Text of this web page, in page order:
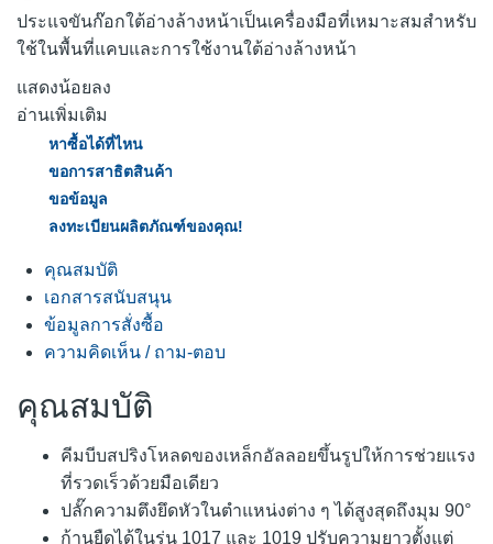
ประแจขันก๊อกใต้อ่างล้างหน้าเป็นเครื่องมือที่เหมาะสมสำหรับ
ใช้ในพื้นที่แคบและการใช้งานใต้อ่างล้างหน้า
แสดงน้อยลง
อ่านเพิ่มเติม
หาซื้อได้ที่ไหน
ขอการสาธิตสินค้า
ขอข้อมูล
ลงทะเบียนผลิตภัณฑ์ของคุณ!
คุณสมบัติ
เอกสารสนับสนุน
ข้อมูลการสั่งซื้อ
ความคิดเห็น / ถาม-ตอบ
คุณสมบัติ
คีมบีบสปริงโหลดของเหล็กอัลลอยขึ้นรูปให้การช่วยแรง
ที่รวดเร็วด้วยมือเดียว
ปลั๊กความตึงยึดหัวในตำแหน่งต่าง ๆ ได้สูงสุดถึงมุม 90°
ก้านยืดได้ในรุ่น 1017 และ 1019 ปรับความยาวตั้งแต่